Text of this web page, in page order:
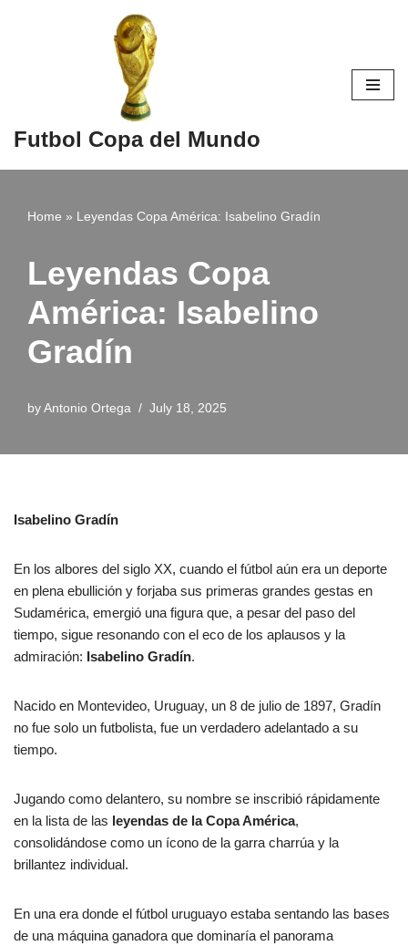
Futbol Copa del Mundo
Home » Leyendas Copa América: Isabelino Gradín
Leyendas Copa
América: Isabelino
Gradín
by Antonio Ortega July 18, 2025
Isabelino Gradín
En los albores del siglo XX, cuando el fútbol aún era un deporte
en plena ebullición y forjaba sus primeras grandes gestas en
Sudamérica, emergió una figura que, a pesar del paso del
tiempo, sigue resonando con el eco de los aplausos y la
admiración: Isabelino Gradín.
Nacido en Montevideo, Uruguay, un 8 de julio de 1897, Gradín
no fue solo un futbolista, fue un verdadero adelantado a su
tiempo.
Jugando como delantero, su nombre se inscribió rápidamente
en la lista de las leyendas de la Copa América,
consolidándose como un ícono de la garra charrúa y la
brillantez individual.
En una era donde el fútbol uruguayo estaba sentando las bases
de una máquina ganadora que dominaría el panorama